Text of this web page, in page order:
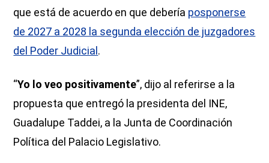
que está de acuerdo en que debería posponerse
de 2027 a 2028 la segunda elección de juzgadores
del Poder Judicial.
“Yo lo veo positivamente”, dijo al referirse a la
propuesta que entregó la presidenta del INE,
Guadalupe Taddei, a la Junta de Coordinación
Política del Palacio Legislativo.